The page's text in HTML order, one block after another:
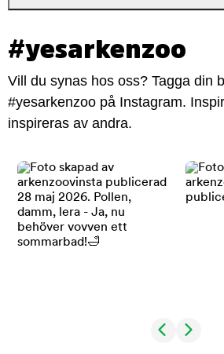
#yesarkenzoo
Vill du synas hos oss? Tagga din
#yesarkenzoo på Instagram.
inspireras av andra.